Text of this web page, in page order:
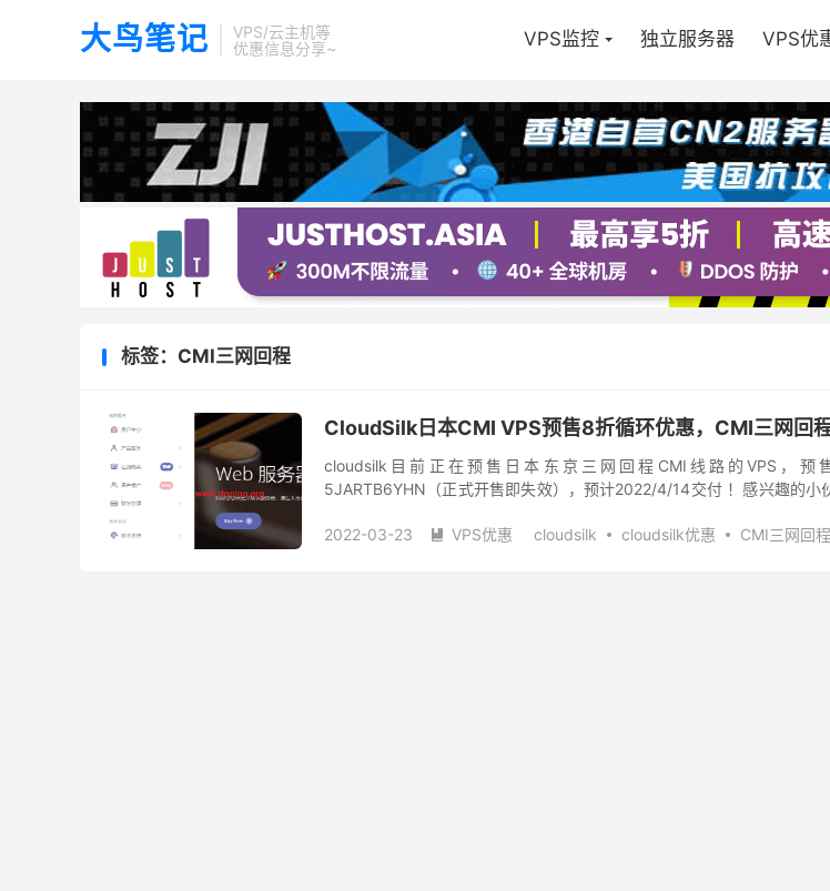
大鸟笔记
VPS/云主机等
优惠信息分享~
VPS监控 独立服务器 VPS优
标签：CMI三网回程
CloudSilk日本CMI VPS预售8折循环优惠，CMI三网回
cloudsilk目前正在预售日本东京三网回程CMI线路的VPS，预
5JARTB6YHN（正式开售即失效），预计2022/4/14交付 ！感兴趣的小
2022-03-23  VPS优惠 cloudsilk cloudsilk优惠
CMI三网回程